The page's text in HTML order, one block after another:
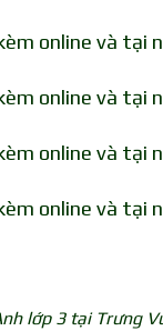
online và tại
online và tại
online và tại
online và tại
lớp 3 tại Trưng